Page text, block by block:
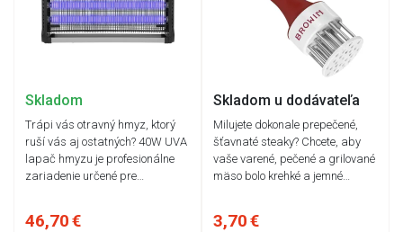
Skladom
Trápi vás otravný hmyz, ktorý
ruší vás aj ostatných? 40W UVA
lapač hmyzu je profesionálne
zariadenie určené pre…
46,70 €
Skladom u dodávateľa
Milujete dokonale prepečené,
šťavnaté steaky? Chcete, aby
vaše varené, pečené a grilované
mäso bolo krehké a jemné…
3,70 €